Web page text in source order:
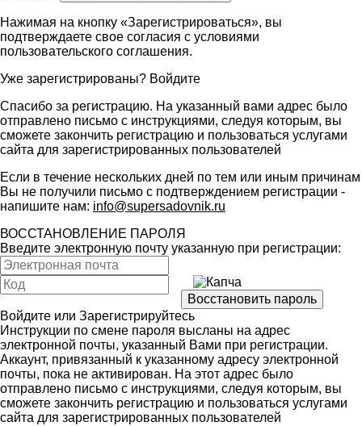
Нажимая на кнопку «Зарегистрироваться», вы
подтверждаете свое согласия с условиями
пользовательского соглашения.
Уже зарегистрированы? Войдите
Спасибо за регистрацию. На указанный вами адрес было
отправлено письмо с инструкциями, следуя которым, вы
сможете закончить регистрацию и пользоваться услугами
сайта для зарегистрированных пользователей
Если в течение нескольких дней по тем или иным причинам
Вы не получили письмо с подтверждением регистрации -
напишите нам: info@supersadovnik.ru
ВОССТАНОВЛЕНИЕ ПАРОЛЯ
Введите электронную почту указанную при регистрации:
Войдите или Зарегистрируйтесь
Инструкции по смене пароля высланы на адрес
электронной почты, указанный Вами при регистрации.
Аккаунт, привязанный к указанному адресу электронной
почты, пока не активирован. На этот адрес было
отправлено письмо с инструкциями, следуя которым, вы
сможете закончить регистрацию и пользоваться услугами
сайта для зарегистрированных пользователей